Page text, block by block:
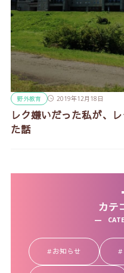
野外教育 2019年12月18日
レク嫌いだった私が、
た話
カテ
お知らせ